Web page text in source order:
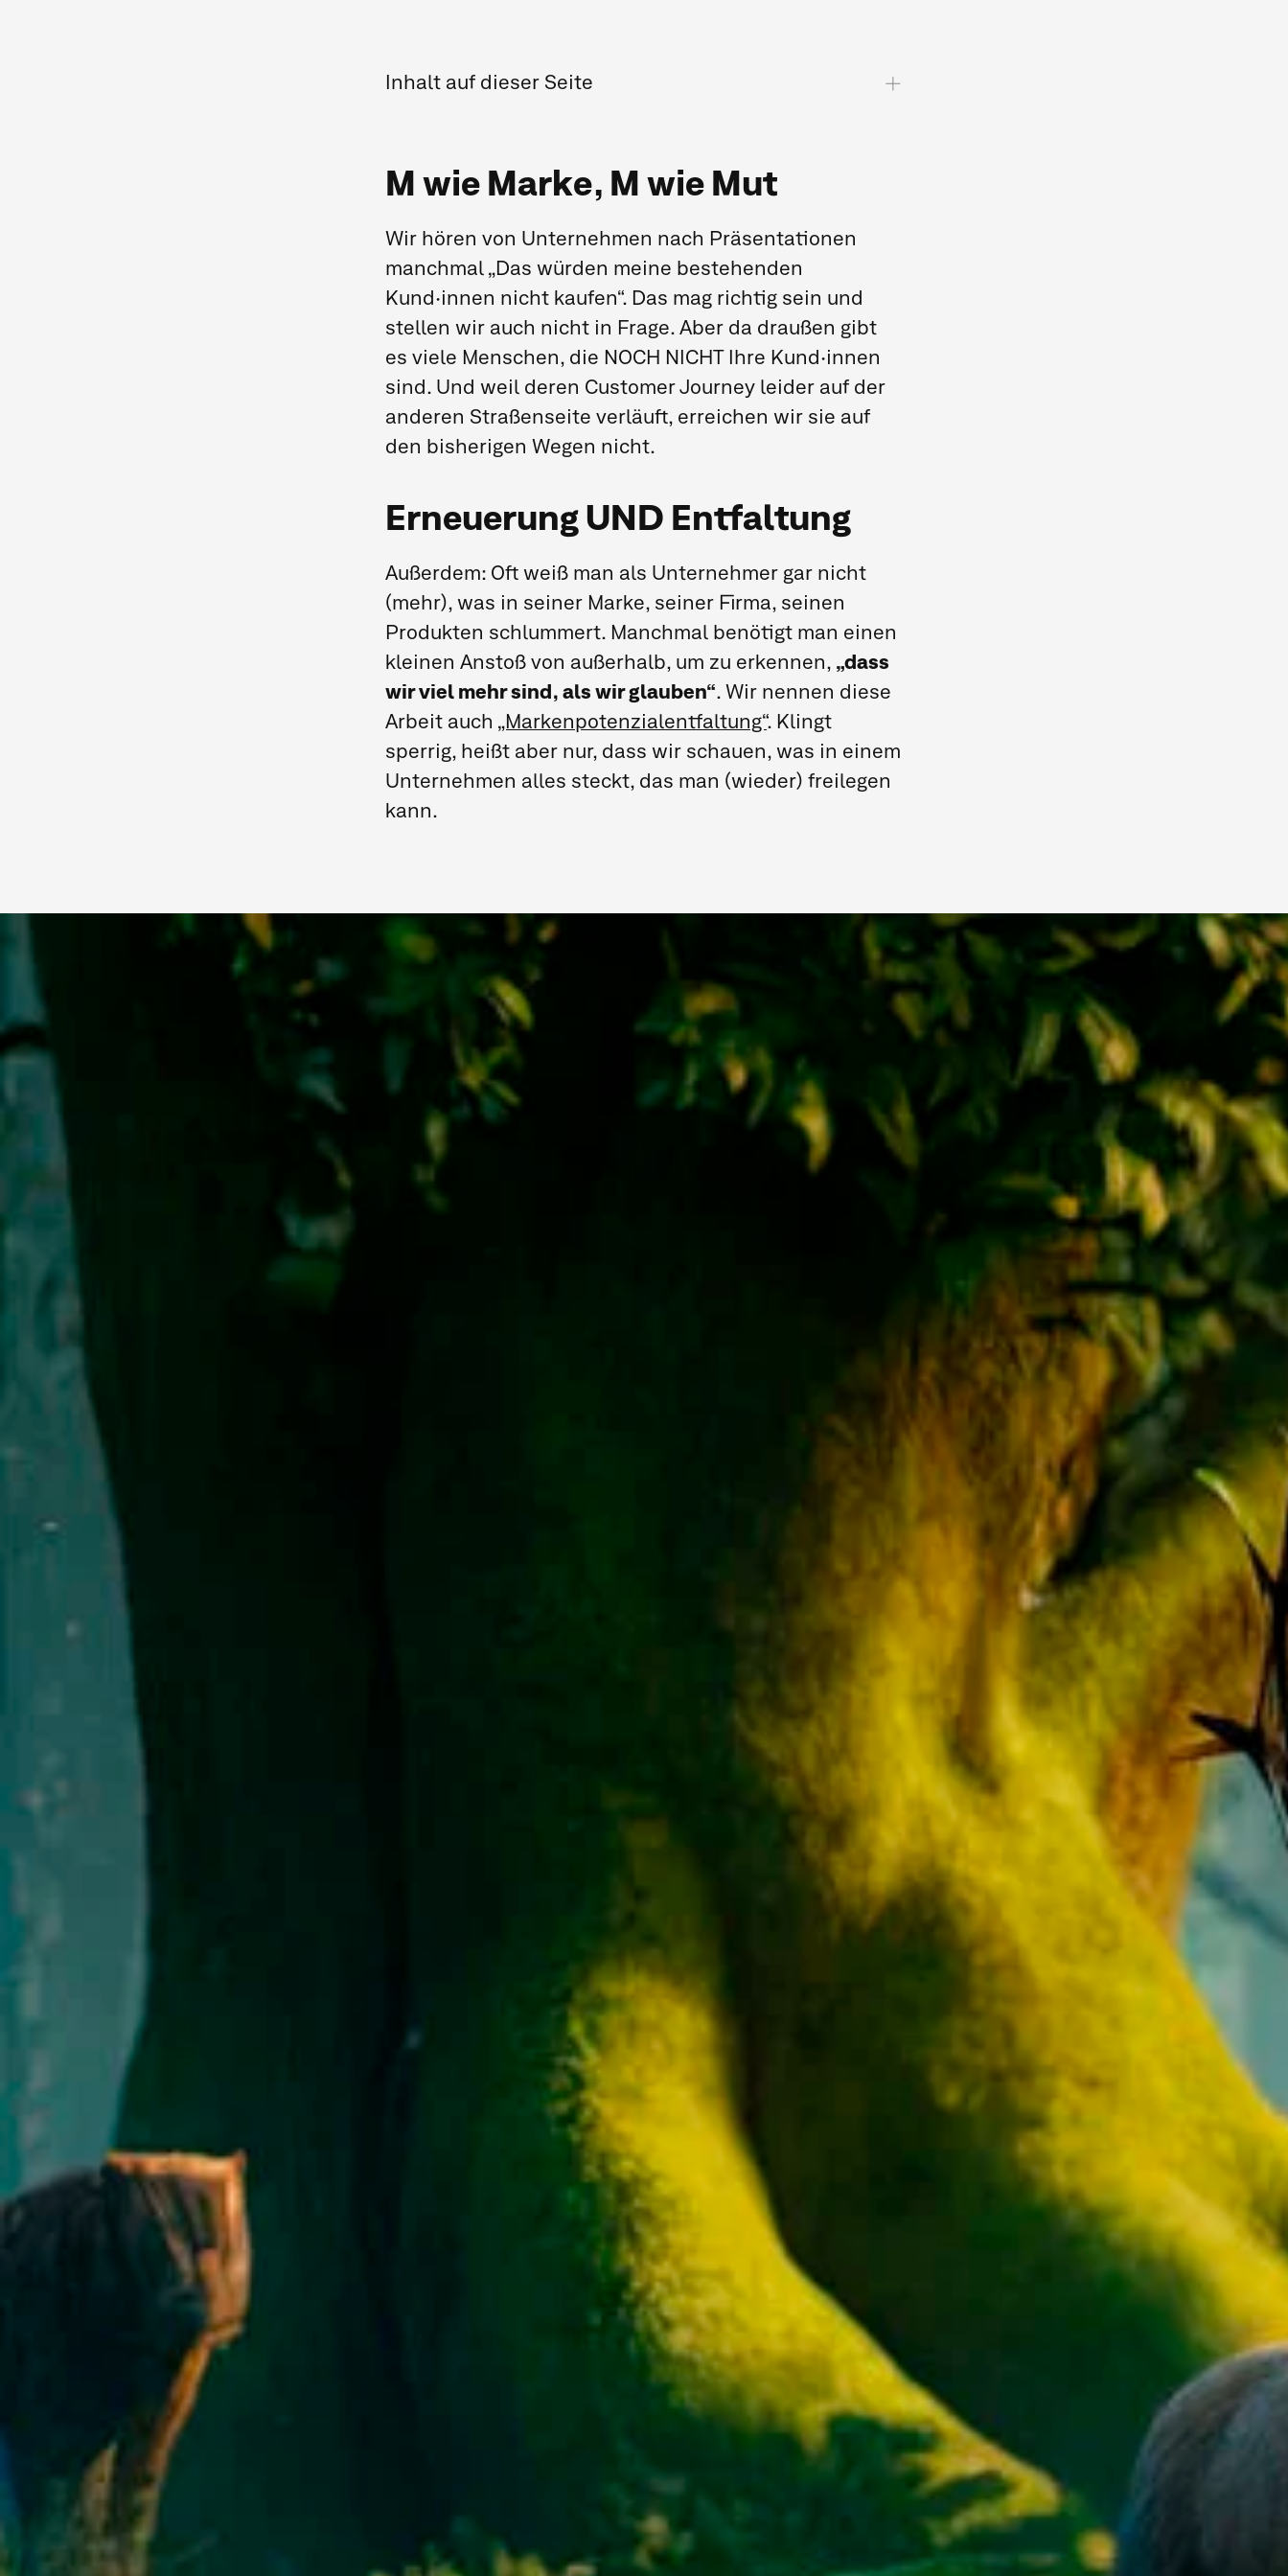
Inhalt auf dieser Seite
M wie Marke, M wie Mut
Erneuerung UND Entfaltung
5 alternative Ideen für mutige Marken­
kommuni­kation
Evolution UND Revolution
Trauen Sie sich!
M wie Marke, M wie Mut
Wir hören von Unternehmen nach Präsentationen
manchmal „Das würden meine bestehenden
Kund·innen nicht kaufen“. Das mag richtig sein und
stellen wir auch nicht in Frage. Aber da draußen gibt
es viele Menschen, die NOCH NICHT Ihre Kund·innen
sind. Und weil deren Customer Journey leider auf der
anderen Straßenseite verläuft, erreichen wir sie auf
den bisherigen Wegen nicht.
Erneuerung UND Entfaltung
Außerdem: Oft weiß man als Unternehmer gar nicht
(mehr), was in seiner Marke, seiner Firma, seinen
Produkten schlummert. Manchmal benötigt man einen
kleinen Anstoß von außerhalb, um zu erkennen, „dass
wir viel mehr sind, als wir glauben“. Wir nennen diese
Arbeit auch „Markenpotenzialentfaltung“. Klingt
sperrig, heißt aber nur, dass wir schauen, was in einem
Unternehmen alles steckt, das man (wieder) freilegen
kann.